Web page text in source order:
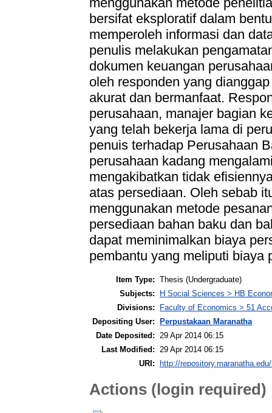
bersifat eksploratif dalam
memperoleh informasi dan
penulis melakukan
dokumen keuangan
oleh responden yang
akurat dan bermanfaat.
perusahaan, manajer bagian
yang telah bekerja lama di
penuis terhadap Perusahaan
perusahaan kadang
mengakibatkan tidak
atas persediaan. Oleh sebab
menggunakan metode
persediaan bahan baku dan
dapat meminimalkan biaya
pembantu yang meliputi biaya
Item Type: Thesis (Undergraduate)
Subjects:
H Social Sciences > HB
Divisions:
Faculty of Economics > 51
Depositing User:
Perpustakaan Maranatha
Date Deposited:
29 Apr 2014 06:15
Last Modified:
29 Apr 2014 06:15
URI:
http://
Actions (login required)